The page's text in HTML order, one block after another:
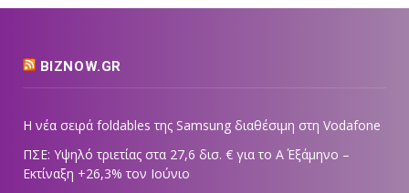
BIZNOW.GR
Η νέα σειρά foldables της Samsung διαθέσιμη στη Vodafone
ΠΣΕ: Υψηλό τριετίας στα 27,6 δισ. € για το Α΄ Εξάμηνο –
Εκτίναξη +26,3% τον Ιούνιο